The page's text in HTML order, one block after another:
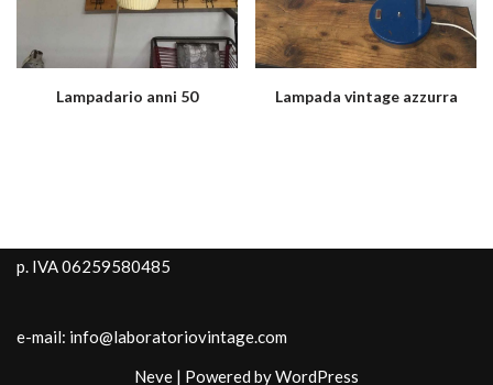
Lampadario anni 50 Lampada vintage azzurra
p. IVA 06259580485
e-mail: info@laboratoriovintage.com
Neve | Powered byWordPress